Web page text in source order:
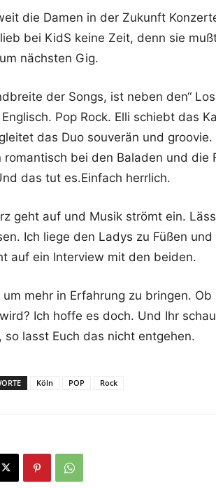
die Damen in der Zukunft
bei KidS keine Zeit, denn sie
nächsten Gig.
der Songs, ist neben den“
Englisch. Pop Rock. Elli schiebt das
das Duo souverän und
romantisch bei den Baladen und die
das tut es.Einfach herrlich.
geht auf und Musik strömt ein.
Ich liege den Ladys zu Füßen
auf ein Interview mit den beiden.
um mehr in Erfahrung zu bringen.
Ich hoffe es doch. Und Ihr
so lasst Euch das nicht entgehen.
Köln POP Rock